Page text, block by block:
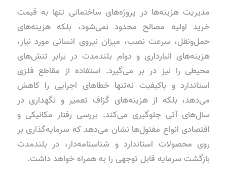
مدیریت هزینه‌ها در پروژه‌های ساختمانی تنها به قیمت
خرید اولیه مصالح محدود نمی‌شود، بلکه هزینه‌های
حمل‌ونقل، سرعت نصب، میزان نیروی انسانی مورد نیاز،
هزینه‌های انبارداری و دوام بلندمدت در برابر تنش‌های
محیطی را نیز در بر می‌گیرد. استفاده از مقاطع فلزی
استاندارد و باکیفیت نه‌تنها خطاهای اجرایی را کاهش
می‌دهد، بلکه از هزینه‌های گزاف تعمیر و نگهداری در
سال‌های آتی جلوگیری می‌کند. بررسی رفتار مکانیکی و
اقتصادی انواع مفتول‌ها نشان می‌دهد که سرمایه‌گذاری بر
روی محصولات استاندارد و شناسنامه‌دار، در بلندمدت
بازگشت سرمایه قابل توجهی را به همراه خواهد داشت.